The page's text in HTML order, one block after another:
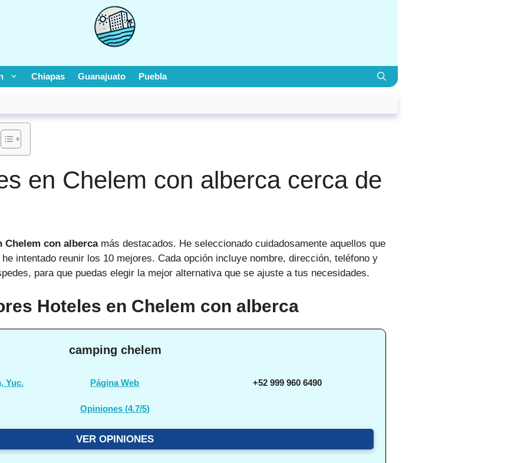
Chiapas Guanajuato Puebla
en Chelem con alberca cerca de
Chelem con albercamás destacados. He seleccionado cuidadosamente aquellos que
intentado reunir los 10 mejores. Cada opción incluye nombre, dirección, teléfono y
para que puedas elegir la mejor alternativa que se ajuste a tus necesidades.
Hoteles en Chelem con alberca
camping chelem
Yuc. Página Web
Opiniones (4.7/5)
+52 999 960 6490
VER OPINIONES